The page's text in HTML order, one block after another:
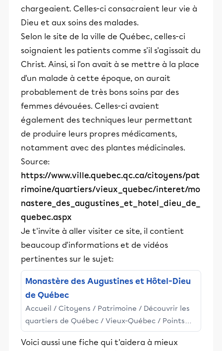
chargeaient. Celles-ci consacraient leur vie à
Dieu et aux soins des malades.
Selon le site de la ville de Québec, celles-ci
soignaient les patients comme s'il s'agissait du
Christ. Ainsi, si l'on avait à se mettre à la place
d'un malade à cette époque, on aurait
probablement de très bons soins par des
femmes dévouées. Celles-ci avaient
également des techniques leur permettant
de produire leurs propres médicaments,
notamment avec des plantes médicinales.
Source:
https://www.ville.quebec.qc.ca/citoyens/pat
rimoine/quartiers/vieux_quebec/interet/mo
nastere_des_augustines_et_hotel_dieu_de_
quebec.aspx
Je t'invite à aller visiter ce site, il contient
beaucoup d'informations et de vidéos
pertinentes sur le sujet:
Monastère des Augustines et Hôtel-Dieu
de Québec
Accueil / Citoyens / Patrimoine / Découvrir les
quartiers de Québec / Vieux-Québec / Points
d'intérêt / Monastère des Augustines et Hôtel-
Dieu de Québec
Voici aussi une fiche qui t'aidera à mieux